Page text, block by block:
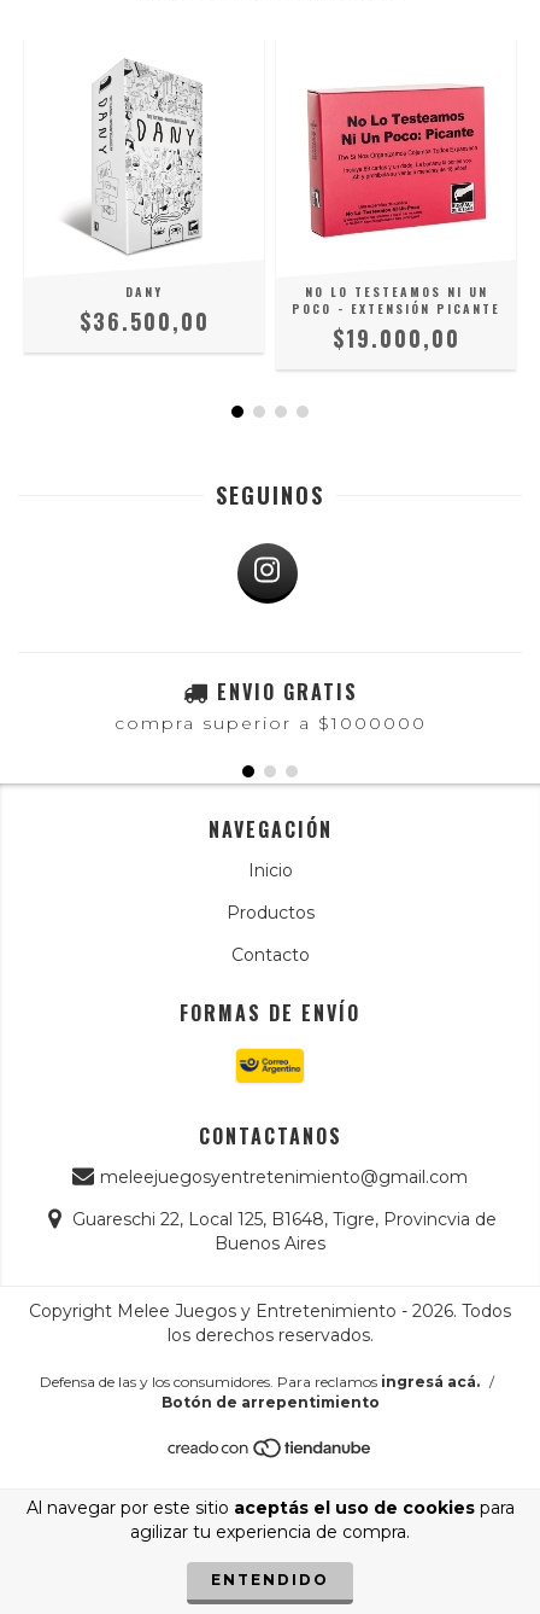
Al navegar por este sitio aceptás el uso de cookiespara
agilizar tu experiencia de compra.
ENTENDIDO
DANY
$36.500,00
NO LO TESTEAMOS NI UN
POCO - EXTENSIÓN PICANTE
$19.000,00
SEGUINOS
ENVIO GRATIS
compra superior a $1000000
NAVEGACIÓN
Inicio
Productos
Contacto
FORMAS DE ENVÍO
CONTACTANOS
meleejuegosyentretenimiento@gmail.com
Guareschi 22, Local 125, B1648, Tigre, Provincvia de
Buenos Aires
Copyright Melee Juegos y Entretenimiento - 2026. Todos
los derechos reservados.
Defensa de las y los consumidores. Para reclamos ingresá acá. /
Botón de arrepentimiento